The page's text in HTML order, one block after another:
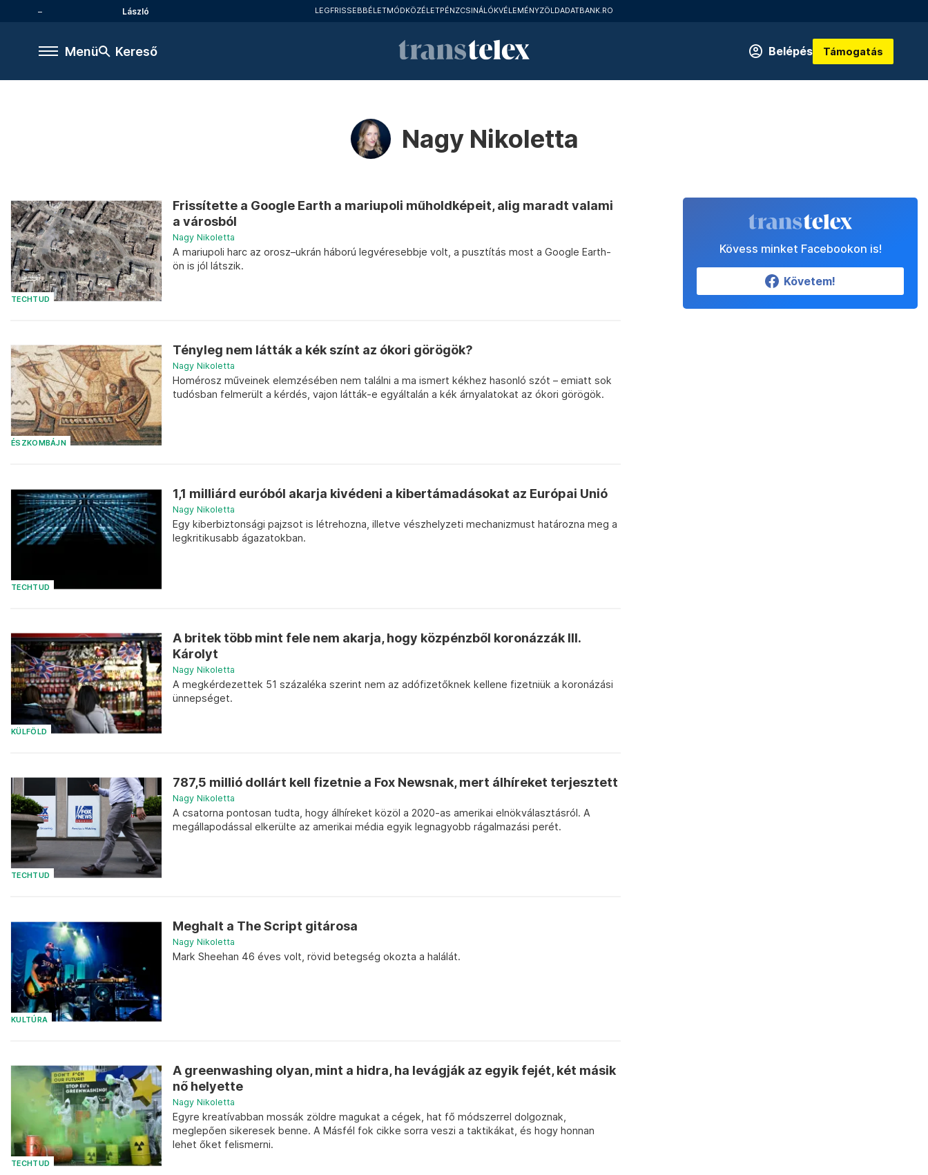
László LEGFRISSEBBÉLETMÓDKÖZÉLETPÉNZCSINÁLÓKVÉLEMÉNYZÖLDADATBANK.RO
Menü Kereső Belépés Támogatás
Nagy Nikoletta
TECHTUD
Frissítette a Google Earth a mariupoli műholdképeit, alig maradt valami
a városból
Nagy Nikoletta
A mariupoli harc az orosz–ukrán háború legvéresebbje volt, a pusztítás most a Google Earth-
ön is jól látszik.
ÉSZKOMBÁJN
Tényleg nem látták a kék színt az ókori görögök?
Nagy Nikoletta
Homérosz műveinek elemzésében nem találni a ma ismert kékhez hasonló szót – emiatt sok
tudósban felmerült a kérdés, vajon látták-e egyáltalán a kék árnyalatokat az ókori görögök.
TECHTUD
1,1 milliárd euróból akarja kivédeni a kibertámadásokat az Európai Unió
Nagy Nikoletta
Egy kiberbiztonsági pajzsot is létrehozna, illetve vészhelyzeti mechanizmust határozna meg a
legkritikusabb ágazatokban.
KÜLFÖLD
A britek több mint fele nem akarja, hogy közpénzből koronázzák III.
Károlyt
Nagy Nikoletta
A megkérdezettek 51 százaléka szerint nem az adófizetőknek kellene fizetniük a koronázási
ünnepséget.
TECHTUD
787,5 millió dollárt kell fizetnie a Fox Newsnak, mert álhíreket terjesztett
Nagy Nikoletta
A csatorna pontosan tudta, hogy álhíreket közöl a 2020-as amerikai elnökválasztásról. A
megállapodással elkerülte az amerikai média egyik legnagyobb rágalmazási perét.
KULTÚRA
Meghalt a The Script gitárosa
Nagy Nikoletta
Mark Sheehan 46 éves volt, rövid betegség okozta a halálát.
TECHTUD
A greenwashing olyan, mint a hidra, ha levágják az egyik fejét, két másik
nő helyette
Nagy Nikoletta
Egyre kreatívabban mossák zöldre magukat a cégek, hat fő módszerrel dolgoznak,
meglepően sikeresek benne. A Másfél fok cikke sorra veszi a taktikákat, és hogy honnan
lehet őket felismerni.
Kövess minket Facebookon is!
Követem!